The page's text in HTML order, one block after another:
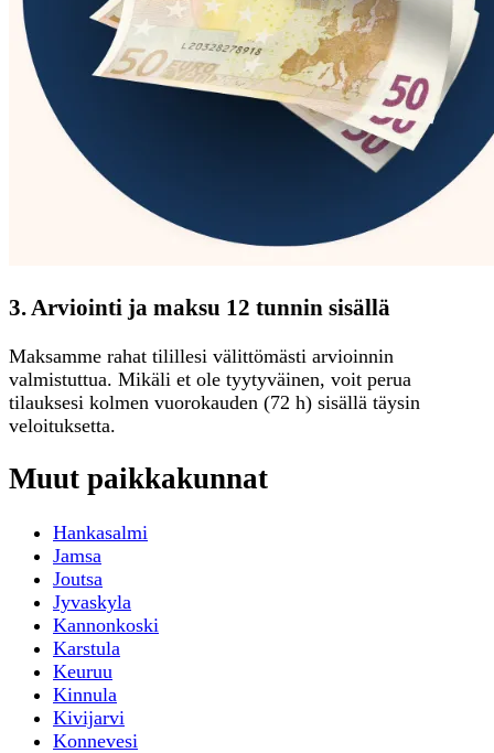
3. Arviointi ja maksu 12 tunnin sisällä
Maksamme rahat tilillesi välittömästi arvioinnin
valmistuttua. Mikäli et ole tyytyväinen, voit perua
tilauksesi kolmen vuorokauden (72 h) sisällä täysin
veloituksetta.
Muut paikkakunnat
Hankasalmi
Jamsa
Joutsa
Jyvaskyla
Kannonkoski
Karstula
Keuruu
Kinnula
Kivijarvi
Konnevesi